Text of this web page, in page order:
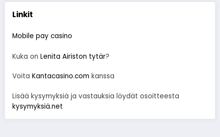
Linkit
Mobile pay casino
Kuka on Lenita Airiston tytär?
Voita Kantacasino.com kanssa
Lisää kysymyksiä ja vastauksia löydät osoitteesta
kysymyksiä.net